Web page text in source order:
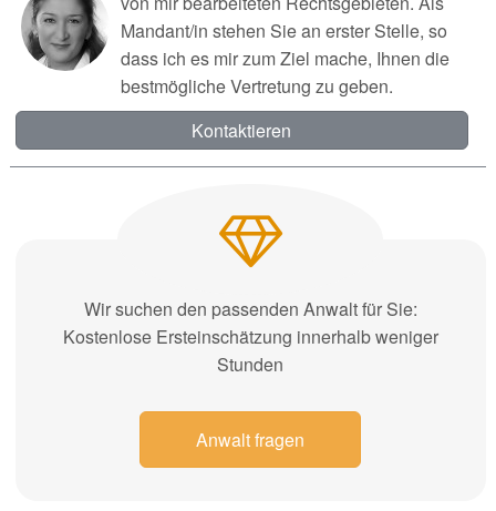
Mandant/in stehen Sie an erster Stelle, so
dass ich es mir zum Ziel mache, Ihnen die
bestmögliche Vertretung zu geben.
Kontaktieren
Wir suchen den passenden Anwalt für Sie:
Kostenlose Ersteinschätzung innerhalb weniger
Stunden
Anwalt fragen